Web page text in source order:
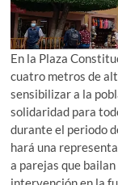
En la Plaza
cuatro metros de
sensibilizar a la
solidaridad para
durante el periodo
hará una
a parejas que